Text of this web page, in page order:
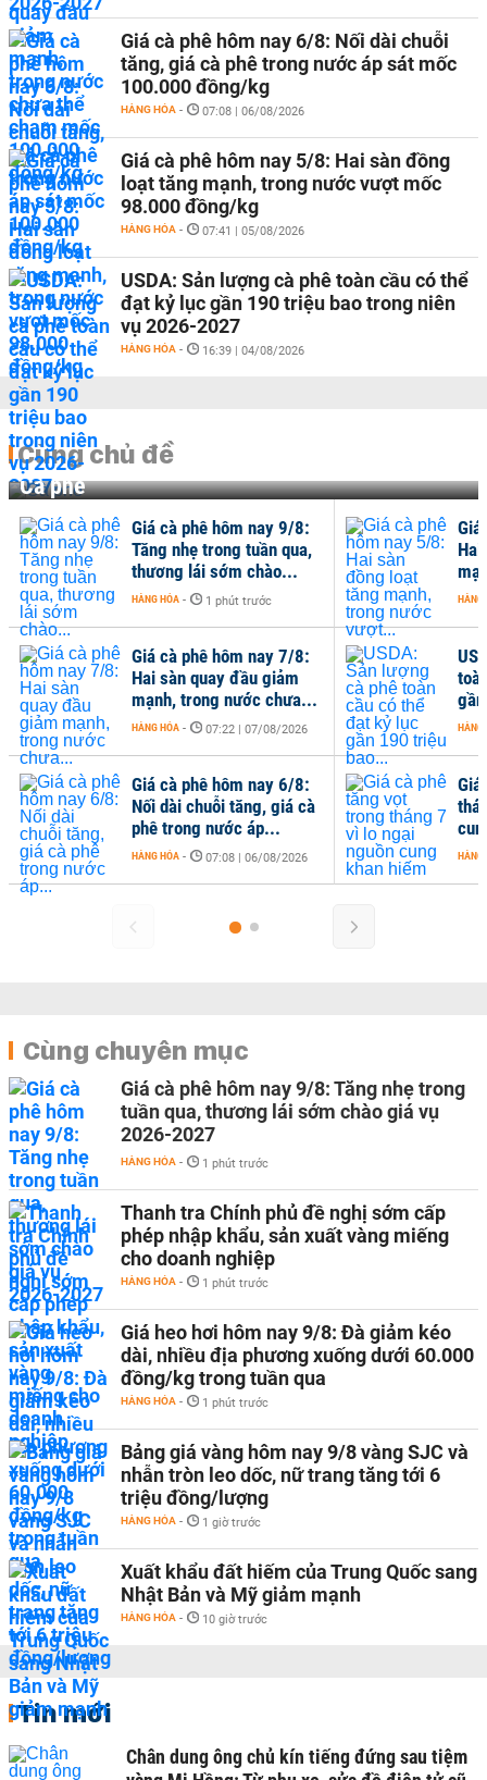
Giá cà phê hôm nay 6/8: Nối dài chuỗi
tăng, giá cà phê trong nước áp sát mốc
100.000 đồng/kg
HÀNG HÓA - 07:08 | 06/08/2026
Giá cà phê hôm nay 5/8: Hai sàn đồng
loạt tăng mạnh, trong nước vượt mốc
98.000 đồng/kg
HÀNG HÓA - 07:41 | 05/08/2026
USDA: Sản lượng cà phê toàn cầu có thể
đạt kỷ lục gần 190 triệu bao trong niên
vụ 2026-2027
HÀNG HÓA - 16:39 | 04/08/2026
Cùng chủ đề
Cà phê
Giá cà phê hôm nay 9/8:
Tăng nhẹ trong tuần qua,
thương lái sớm chào...
HÀNG HÓA - 1 phút trước
Giá cà phê hôm nay 7/8:
Hai sàn quay đầu giảm
mạnh, trong nước chưa...
HÀNG HÓA - 07:22 | 07/08/2026
Giá cà phê hôm nay 6/8:
Nối dài chuỗi tăng, giá cà
phê trong nước áp...
HÀNG HÓA - 07:08 | 06/08/2026
HÀNG
HÀNG
HÀNG
Cùng chuyên mục
Giá cà phê hôm nay 9/8: Tăng nhẹ trong
tuần qua, thương lái sớm chào giá vụ
2026-2027
HÀNG HÓA - 1 phút trước
Thanh tra Chính phủ đề nghị sớm cấp
phép nhập khẩu, sản xuất vàng miếng
cho doanh nghiệp
HÀNG HÓA - 1 phút trước
Giá heo hơi hôm nay 9/8: Đà giảm kéo
dài, nhiều địa phương xuống dưới 60.000
đồng/kg trong tuần qua
HÀNG HÓA - 1 phút trước
Bảng giá vàng hôm nay 9/8 vàng SJC và
nhẫn tròn leo dốc, nữ trang tăng tới 6
triệu đồng/lượng
HÀNG HÓA - 1 giờ trước
Xuất khẩu đất hiếm của Trung Quốc sang
Nhật Bản và Mỹ giảm mạnh
HÀNG HÓA - 10 giờ trước
Tin mới
Chân dung ông chủ kín tiếng đứng sau tiệm